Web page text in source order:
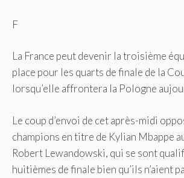
F
La France peut devenir la troisième
place pour les quarts de finale de la
lorsqu’elle affrontera la Pologne
Le coup d’envoi de cet après-midi
champions en titre de Kylian Mbappe
Robert Lewandowski, qui se sont
huitièmes de finale bien qu’ils n’aient